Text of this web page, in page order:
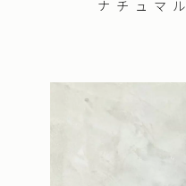
ナチュマル